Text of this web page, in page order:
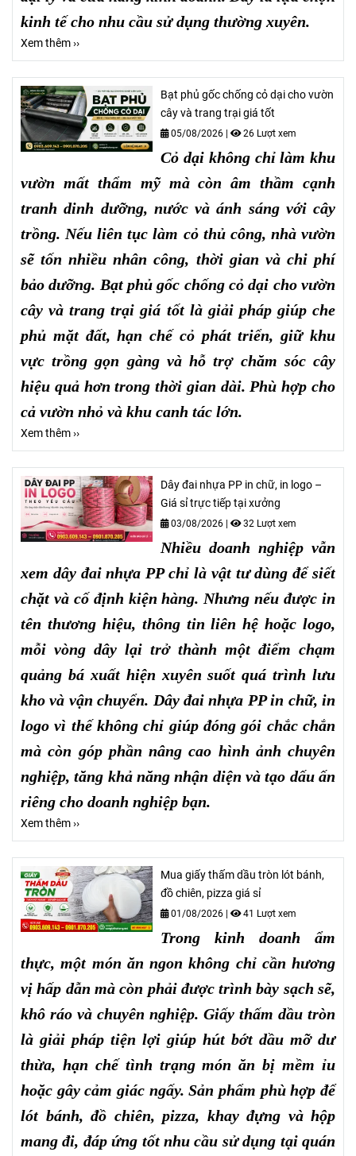
kinh tế cho nhu cầu sử dụng thường xuyên.
Xem thêm ››
Bạt phủ gốc chống cỏ dại cho vườn
cây và trang trại giá tốt
05/08/2026 | 26 Lượt xem
Cỏ dại không chỉ làm khu
vườn mất thẩm mỹ mà còn âm thầm cạnh
tranh dinh dưỡng, nước và ánh sáng với cây
trồng. Nếu liên tục làm cỏ thủ công, nhà vườn
sẽ tốn nhiều nhân công, thời gian và chi phí
bảo dưỡng. Bạt phủ gốc chống cỏ dại cho vườn
cây và trang trại giá tốt là giải pháp giúp che
phủ mặt đất, hạn chế cỏ phát triển, giữ khu
vực trồng gọn gàng và hỗ trợ chăm sóc cây
hiệu quả hơn trong thời gian dài. Phù hợp cho
cả vườn nhỏ và khu canh tác lớn.
Xem thêm ››
Dây đai nhựa PP in chữ, in logo –
Giá sỉ trực tiếp tại xưởng
03/08/2026 | 32 Lượt xem
Nhiều doanh nghiệp vẫn
xem dây đai nhựa PP chỉ là vật tư dùng để siết
chặt và cố định kiện hàng. Nhưng nếu được in
tên thương hiệu, thông tin liên hệ hoặc logo,
mỗi vòng dây lại trở thành một điểm chạm
quảng bá xuất hiện xuyên suốt quá trình lưu
kho và vận chuyển. Dây đai nhựa PP in chữ, in
logo vì thế không chỉ giúp đóng gói chắc chắn
mà còn góp phần nâng cao hình ảnh chuyên
nghiệp, tăng khả năng nhận diện và tạo dấu ấn
riêng cho doanh nghiệp bạn.
Xem thêm ››
Mua giấy thấm dầu tròn lót bánh,
đồ chiên, pizza giá sỉ
01/08/2026 | 41 Lượt xem
Trong kinh doanh ẩm
thực, một món ăn ngon không chỉ cần hương
vị hấp dẫn mà còn phải được trình bày sạch sẽ,
khô ráo và chuyên nghiệp. Giấy thấm dầu tròn
là giải pháp tiện lợi giúp hút bớt dầu mỡ dư
thừa, hạn chế tình trạng món ăn bị mềm ỉu
hoặc gây cảm giác ngấy. Sản phẩm phù hợp để
lót bánh, đồ chiên, pizza, khay đựng và hộp
mang đi, đáp ứng tốt nhu cầu sử dụng tại quán